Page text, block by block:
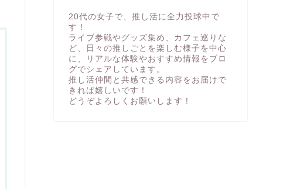
20代の女子で、推し活に全力投球中で
す！
ライブ参戦やグッズ集め、カフェ巡りな
ど、日々の推しごとを楽しむ様子を中心
に、リアルな体験やおすすめ情報をブロ
グでシェアしています。
推し活仲間と共感できる内容をお届けで
きれば嬉しいです！
どうぞよろしくお願いします！